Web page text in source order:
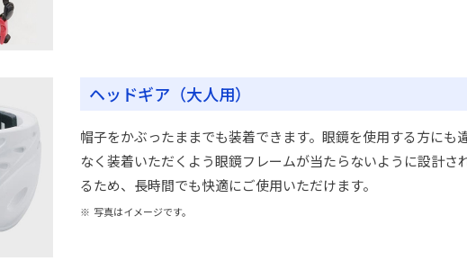
ヘッドギア（大人用）
帽子をかぶったままでも装着できます。眼鏡を使用する方にも
なく装着いただくよう眼鏡フレームが当たらないように設計さ
るため、長時間でも快適にご使用いただけます。
※ 写真はイメージです。